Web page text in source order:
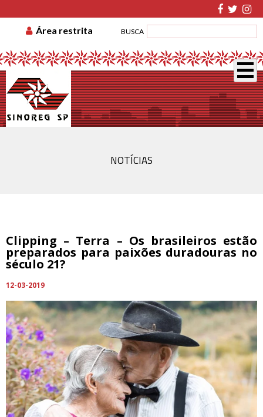
TABELA DE CUSTAS ASSOCIE-SE
GUIA DE
BUSCA
Área restrita
NOTÍCIAS
Clipping – Terra – Os brasileiros estão
preparados para paixões duradouras no
século 21?
12-03-2019